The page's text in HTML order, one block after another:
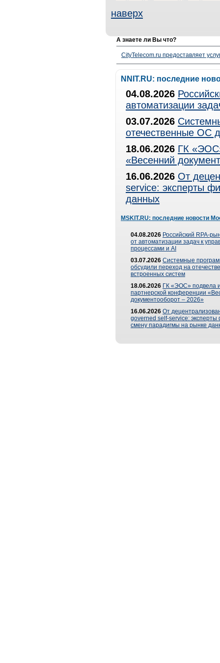
наверх
А знаете ли Вы что?
CityTelecom.ru предоставляет
NNIT.RU: последние
04.08.2026
автоматизации
03.07.2026
отечественные ОС
18.06.2026 ГК
«Весенний
16.06.2026 От
service: эксперты
данных
MSKIT.RU: последние новости
04.08.2026 Российский RPA-
от автоматизации задач к
процессами и AI
03.07.2026 Системные
обсудили переход на
встроенных систем
18.06.2026 ГК «ЭОС» подвела
партнерской конференции
документооборот – 2026»
16.06.2026 От
governed self-service: эксперты
смену парадигмы на рынке